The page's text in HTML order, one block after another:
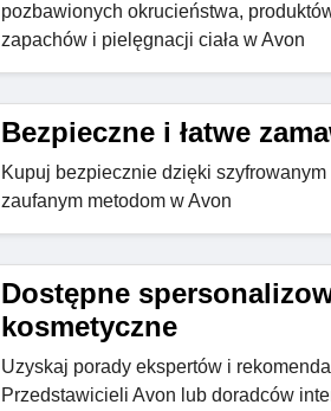
pozbawionych okrucieństwa,
zapachów i pielęgnacji ciała w Avon
Bezpieczne i łatwe
Kupuj bezpiecznie dzięki szyfrowanym
zaufanym metodom w Avon
Dostępne
kosmetyczne
Uzyskaj porady ekspertów i
Przedstawicieli Avon lub doradców